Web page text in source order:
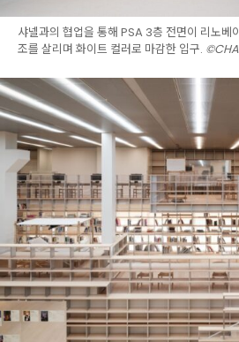
샤넬과의 협업을 통해 PSA 3층 전면이 리노베
조를 살리며 화이트 컬러로 마감한 입구.